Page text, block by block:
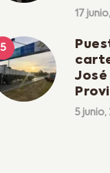
17
José
5 junio,